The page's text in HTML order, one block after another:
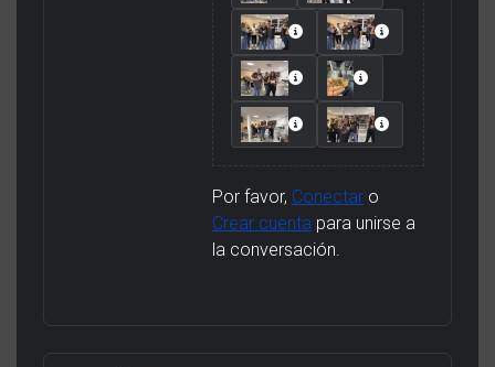
Por favor, Conectar o
Crear cuenta para unirse a
la conversación.